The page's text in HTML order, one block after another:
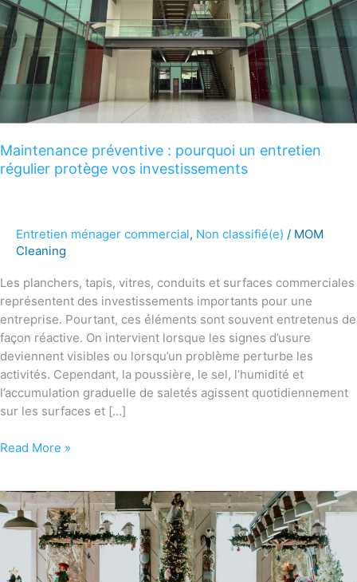
Maintenance préventive : pourquoi un entretien
régulier protège vos investissements
Entretien ménager commercial, Non classifié(e) / MOM
Cleaning
Les planchers, tapis, vitres, conduits et surfaces commerciales
représentent des investissements importants pour une
entreprise. Pourtant, ces éléments sont souvent entretenus de
façon réactive. On intervient lorsque les signes d’usure
deviennent visibles ou lorsqu’un problème perturbe les
activités. Cependant, la poussière, le sel, l’humidité et
l’accumulation graduelle de saletés agissent quotidiennement
sur les surfaces et […]
régulier
protège
vos
investissements
Read More »
Pourquoi
les
offrent
une